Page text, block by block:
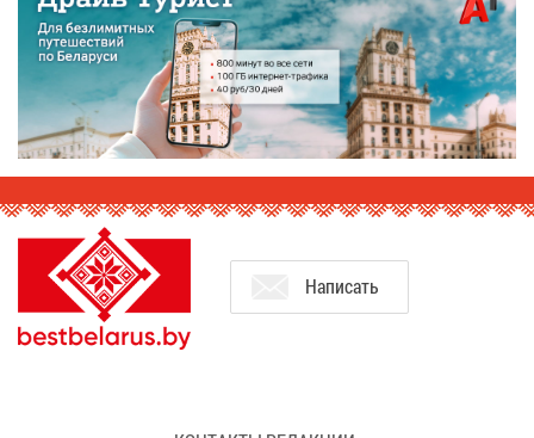
На­пи­сать